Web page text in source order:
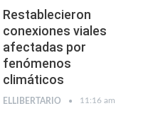
Restablecieron
conexiones viales
afectadas por
fenómenos
climáticos
ELLIBERTARIO 11:16 am